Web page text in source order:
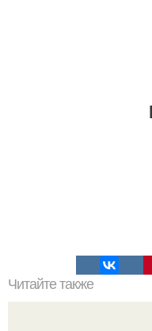
Читайте также